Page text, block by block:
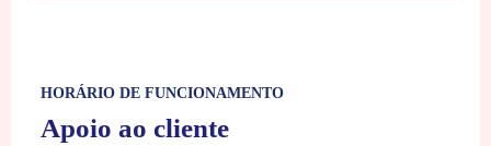
HORÁRIO DE FUNCIONAMENTO
Apoio ao cliente